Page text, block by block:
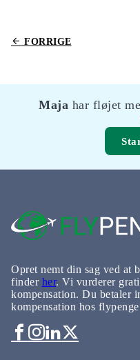
FORRIGE
Maja har fløjet
Opret nemt din sag ved at
finder her. Vi vurderer
kompensation. Du betaler
kompensation hos